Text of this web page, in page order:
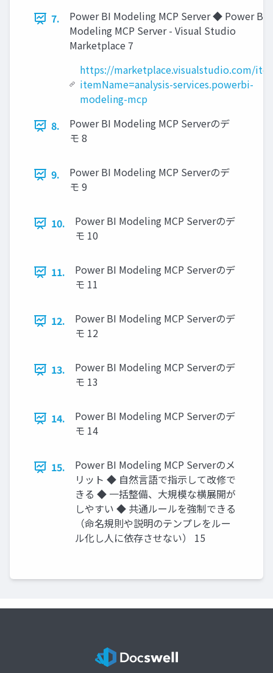
7.
Power BI Modeling MCP Server ◆ Power BI
Modeling MCP Server - Visual Studio
Marketplace 7
https://marketplace.visualstudio.com/
itemName=analysis-services.powerbi-
modeling-mcp
8.
Power BI Modeling MCP Serverのデ
モ 8
9.
Power BI Modeling MCP Serverのデ
モ 9
10.
Power BI Modeling MCP Serverのデ
モ 10
11.
Power BI Modeling MCP Serverのデ
モ 11
12.
Power BI Modeling MCP Serverのデ
モ 12
13.
Power BI Modeling MCP Serverのデ
モ 13
14.
Power BI Modeling MCP Serverのデ
モ 14
15.
Power BI Modeling MCP Serverのメ
リット ◆ 自然言語で指示して改修で
きる ◆ 一括整備、大規模な横展開が
しやすい ◆ 共通ルールを強制できる
（命名規則や説明のテンプレをルー
ル化し人に依存させない） 15